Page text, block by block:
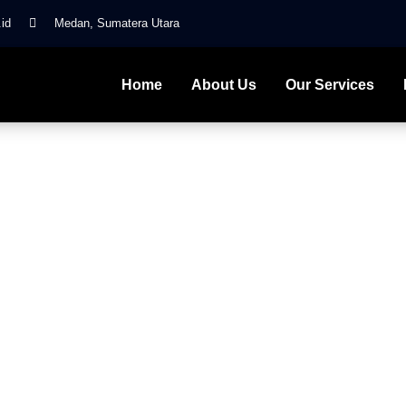
Medan, Sumatera Utara
Home About Us Our Services